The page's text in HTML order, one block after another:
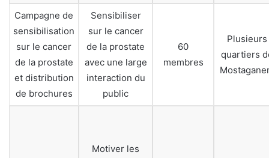
Campagne de
sensibilisation
sur le cancer
de la prostate
et distribution
de brochures
Sensibiliser
sur le cancer
de la prostate
avec une large
interaction du
public
60
membres
Plusieurs
quartiers
Motiver les